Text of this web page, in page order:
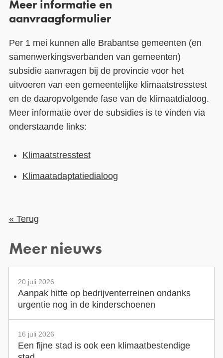
Meer informatie en
aanvraagformulier
Per 1 mei kunnen alle Brabantse gemeenten (en
samenwerkingsverbanden van gemeenten)
subsidie aanvragen bij de provincie voor het
uitvoeren van een gemeentelijke klimaatstresstest
en de daaropvolgende fase van de klimaatdialoog.
Meer informatie over de subsidies is te vinden via
onderstaande links:
Klimaatstresstest
Klimaatadaptatiedialoog
« Terug
Meer nieuws
20 juli 2026
Aanpak hitte op bedrijventerreinen ondanks
urgentie nog in de kinderschoenen
16 juli 2026
Een fijne stad is ook een klimaatbestendige